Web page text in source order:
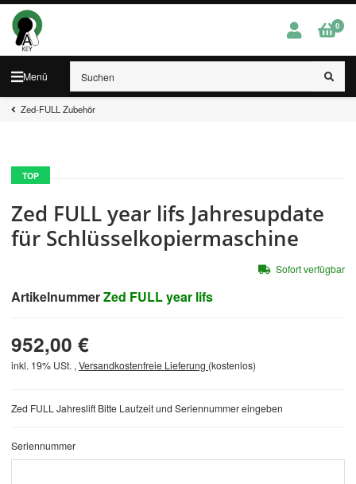
Menü
0
Zed-FULL Zubehör
TOP
Zed FULL year lifs Jahresupdate
für Schlüsselkopiermaschine
ArtikelnummerZed FULL year lifs
Zed FULL Jahreslift Bitte Laufzeit und Seriennummer eingeben
Seriennummer
952,00 €
inkl. 19% USt. , Versandkostenfreie Lieferung (kostenlos)
Sofort verfügbar